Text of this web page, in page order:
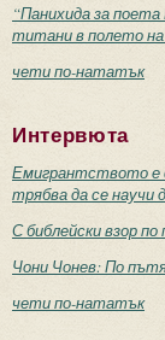
“Панихида за
титани в полето на
чети по-нататък
Интервюта
Емигрантството е
трябва да се научи
С библейски взор
Чони Чонев: По
чети по-нататък